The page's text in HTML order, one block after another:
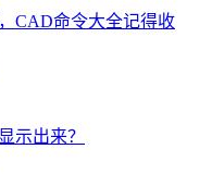
CAD命令大全记得收
示出来？